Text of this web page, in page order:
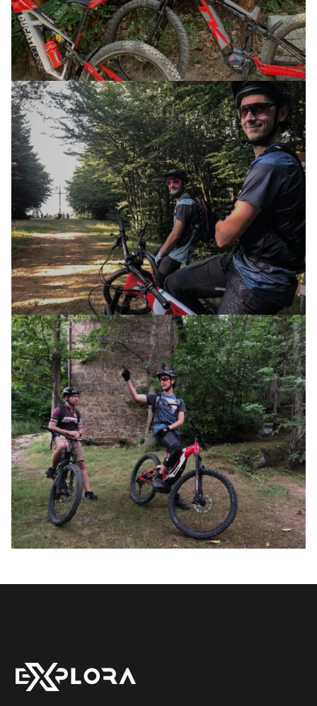
01 MAGGIO 2026
AVVENTURA CON MTB ELETTRICA (1 GG) TOUR
LA MINIERA DI RAME
24 MAGGIO 2026
AVVENTURA CON MTB ELETTRICA (1 GG) TOUR
GLI ANTICHI MULINI
10 MAGGIO 2026